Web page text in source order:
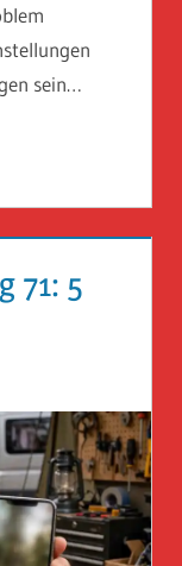
sein…
71: 5